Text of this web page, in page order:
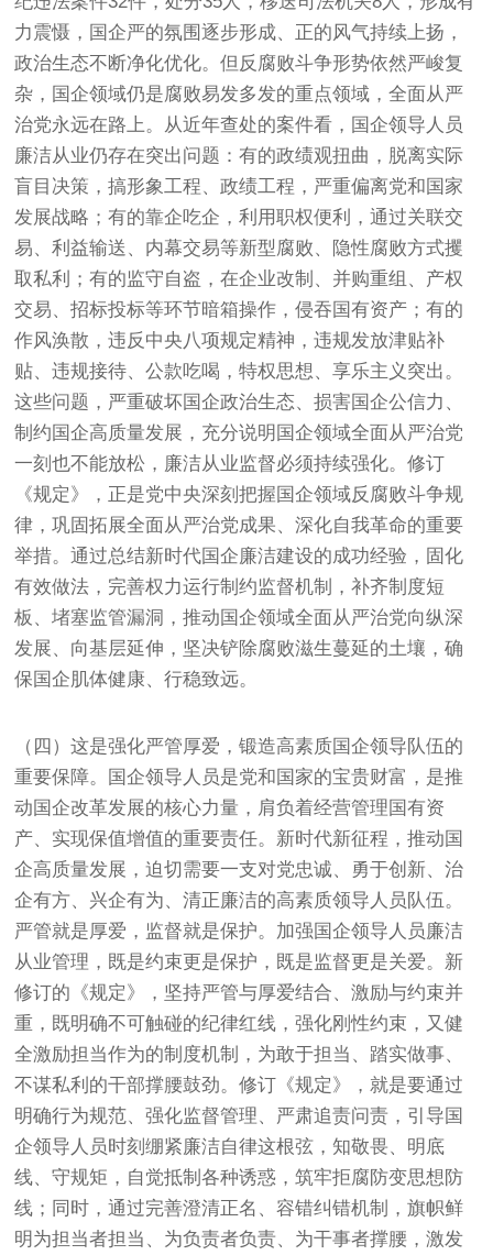
力震慑，国企严的氛围逐步形成、正的风气持续上扬，
政治生态不断净化优化。但反腐败斗争形势依然严峻复
杂，国企领域仍是腐败易发多发的重点领域，全面从严
治党永远在路上。从近年查处的案件看，国企领导人员
廉洁从业仍存在突出问题：有的政绩观扭曲，脱离实际
盲目决策，搞形象工程、政绩工程，严重偏离党和国家
发展战略；有的靠企吃企，利用职权便利，通过关联交
易、利益输送、内幕交易等新型腐败、隐性腐败方式攫
取私利；有的监守自盗，在企业改制、并购重组、产权
交易、招标投标等环节暗箱操作，侵吞国有资产；有的
作风涣散，违反中央八项规定精神，违规发放津贴补
贴、违规接待、公款吃喝，特权思想、享乐主义突出。
这些问题，严重破坏国企政治生态、损害国企公信力、
制约国企高质量发展，充分说明国企领域全面从严治党
一刻也不能放松，廉洁从业监督必须持续强化。修订
《规定》，正是党中央深刻把握国企领域反腐败斗争规
律，巩固拓展全面从严治党成果、深化自我革命的重要
举措。通过总结新时代国企廉洁建设的成功经验，固化
有效做法，完善权力运行制约监督机制，补齐制度短
板、堵塞监管漏洞，推动国企领域全面从严治党向纵深
发展、向基层延伸，坚决铲除腐败滋生蔓延的土壤，确
保国企肌体健康、行稳致远。
（四）这是强化严管厚爱，锻造高素质国企领导队伍的
重要保障。国企领导人员是党和国家的宝贵财富，是推
动国企改革发展的核心力量，肩负着经营管理国有资
产、实现保值增值的重要责任。新时代新征程，推动国
企高质量发展，迫切需要一支对党忠诚、勇于创新、治
企有方、兴企有为、清正廉洁的高素质领导人员队伍。
严管就是厚爱，监督就是保护。加强国企领导人员廉洁
从业管理，既是约束更是保护，既是监督更是关爱。新
修订的《规定》，坚持严管与厚爱结合、激励与约束并
重，既明确不可触碰的纪律红线，强化刚性约束，又健
全激励担当作为的制度机制，为敢于担当、踏实做事、
不谋私利的干部撑腰鼓劲。修订《规定》，就是要通过
明确行为规范、强化监督管理、严肃追责问责，引导国
企领导人员时刻绷紧廉洁自律这根弦，知敬畏、明底
线、守规矩，自觉抵制各种诱惑，筑牢拒腐防变思想防
线；同时，通过完善澄清正名、容错纠错机制，旗帜鲜
明为担当者担当、为负责者负责、为干事者撑腰，激发